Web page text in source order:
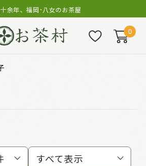
余年、福岡･八女のお茶屋
0
すべて表示